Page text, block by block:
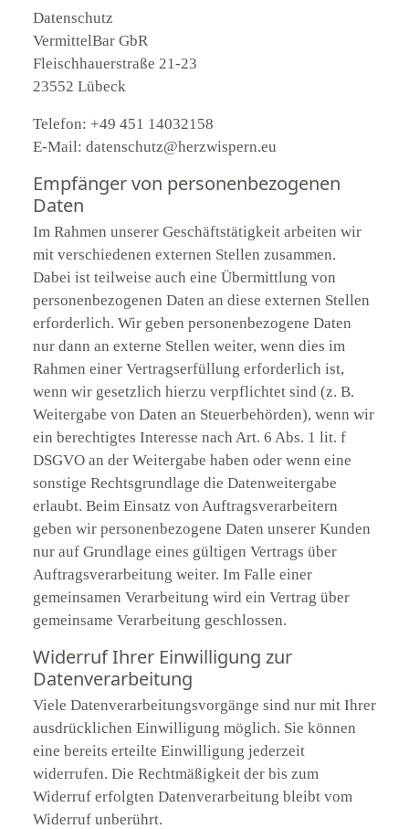
Datenschutz
VermittelBar GbR
Fleischhauerstraße 21-23
23552 Lübeck
Telefon: +49 451 14032158
E-Mail: datenschutz@herzwispern.eu
Empfänger von personenbezogenen
Daten
Im Rahmen unserer Geschäftstätigkeit arbeiten wir
mit verschiedenen externen Stellen zusammen.
Dabei ist teilweise auch eine Übermittlung von
personenbezogenen Daten an diese externen Stellen
erforderlich. Wir geben personenbezogene Daten
nur dann an externe Stellen weiter, wenn dies im
Rahmen einer Vertragserfüllung erforderlich ist,
wenn wir gesetzlich hierzu verpflichtet sind (z. B.
Weitergabe von Daten an Steuerbehörden), wenn wir
ein berechtigtes Interesse nach Art. 6 Abs. 1 lit. f
DSGVO an der Weitergabe haben oder wenn eine
sonstige Rechtsgrundlage die Datenweitergabe
erlaubt. Beim Einsatz von Auftragsverarbeitern
geben wir personenbezogene Daten unserer Kunden
nur auf Grundlage eines gültigen Vertrags über
Auftragsverarbeitung weiter. Im Falle einer
gemeinsamen Verarbeitung wird ein Vertrag über
gemeinsame Verarbeitung geschlossen.
Widerruf Ihrer Einwilligung zur
Datenverarbeitung
Viele Datenverarbeitungsvorgänge sind nur mit Ihrer
ausdrücklichen Einwilligung möglich. Sie können
eine bereits erteilte Einwilligung jederzeit
widerrufen. Die Rechtmäßigkeit der bis zum
Widerruf erfolgten Datenverarbeitung bleibt vom
Widerruf unberührt.